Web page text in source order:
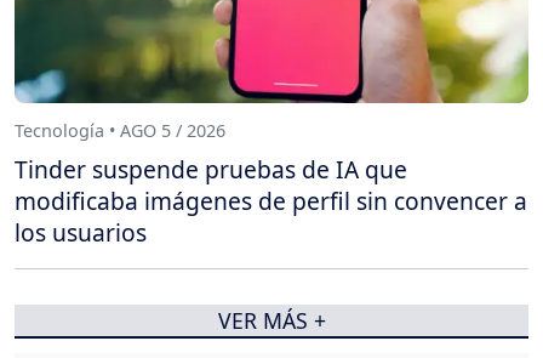
Tecnología • AGO 5 / 2026
Tinder suspende pruebas de IA que
modificaba imágenes de perfil sin convencer a
los usuarios
VER MÁS +